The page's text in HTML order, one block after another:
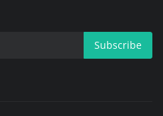
Subscribe